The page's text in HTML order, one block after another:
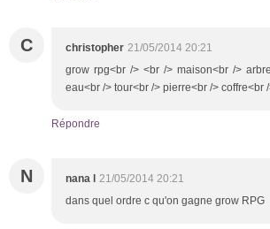
C christopher 21/05/2014 20:21
grow rpg<br /> <br /> maison<br />
eau<br /> tour<br /> pierre<br /> coffre<br
Répondre
N nana l 21/05/2014 20:21
dans quel ordre c qu'on gagne grow RPG